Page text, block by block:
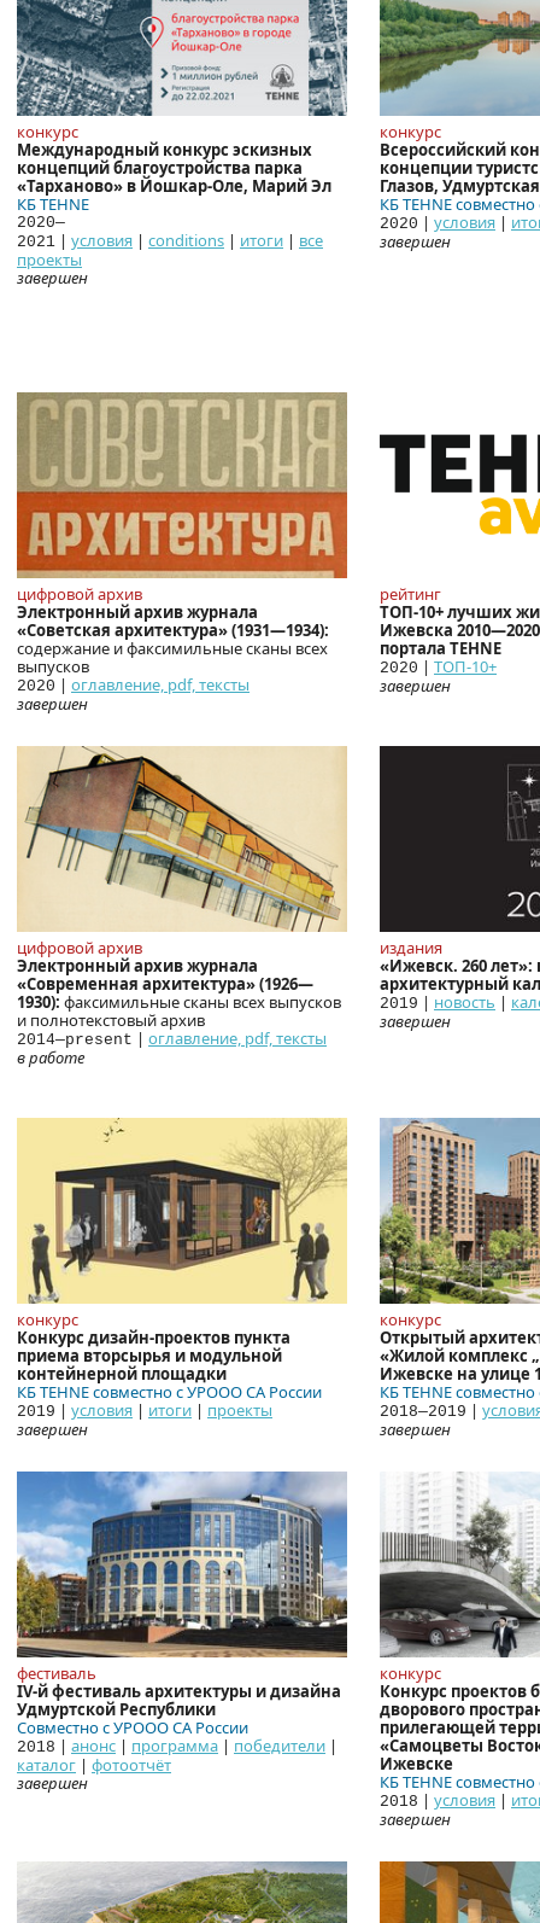
конкурс
Международный конкурс эскизных
концепций благоустройства парка
«Тарханово» в Йошкар-Оле, Марий Эл
КБTEHNE
2020—
2021 | условия | conditions | итоги | все
проекты
завершен
конкурс
Всероссийский
концепции
Глазов,
КБ TEHNE
2020 | условия |
завершен
цифровой архив
Электронный архив журнала
«Советская архитектура» (1931—1934):
содержание и факсимильные сканы всех
выпусков
2020 | оглавление, pdf, тексты
завершен
рейтинг
ТОП-10+ лучших
Ижевска
портала TEHNE
2020 | ТОП-10+
завершен
цифровой архив
Электронный архив журнала
«Современная архитектура» (1926—
1930): факсимильные сканы всех выпусков
и полнотекстовый архив
2014—present | оглавление, pdf, тексты
в работе
издания
«Ижевск. 260
архитектурный
2019 | новость |
завершен
конкурс
Конкурс дизайн-проектов пункта
приема вторсырья и модульной
контейнерной площадки
КБ TEHNE совместно с УРООО СА России
2019 | условия | итоги | проекты
завершен
конкурс
Открытый
«Жилой комплекс
Ижевске на улице
КБ TEHNE
2018—2019 |
завершен
фестиваль
IV-й фестиваль архитектуры и дизайна
Удмуртской Республики
Совместно с УРООО СА России
2018 | анонс | программа | победители |
каталог | фотоотчёт
завершен
конкурс
Конкурс проектов
дворового
прилегающей
«Самоцветы
Ижевске
КБ TEHNE
2018 | условия |
завершен